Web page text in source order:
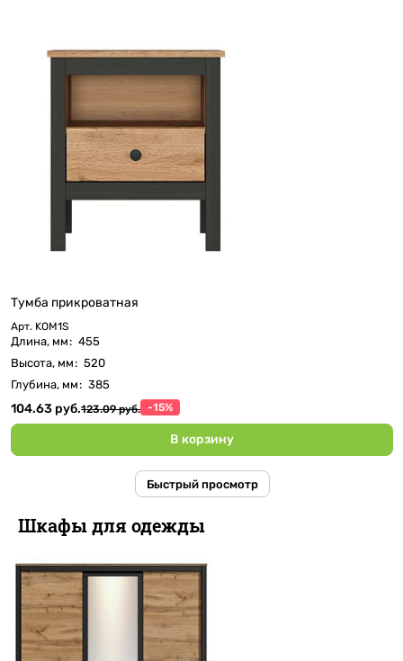
Тумба прикроватная
Арт. KOM1S
Длина, мм: 455
Высота, мм: 520
Глубина, мм: 385
104.63 руб.123.09 руб. -15%
В корзину
Быстрый просмотр
Шкафы для одежды